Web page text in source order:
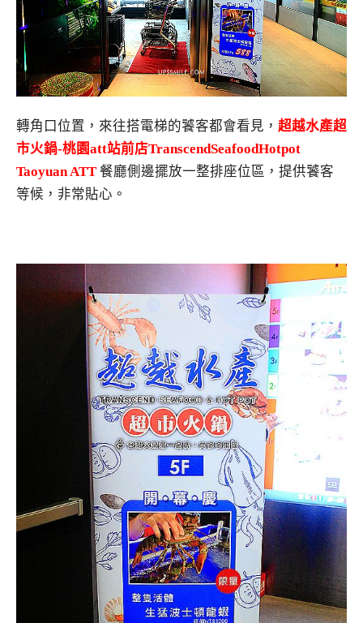
轉角口位置，來往搭電梯的饕客都會看見， 超越水產超
市火鍋-桃園att站前店TranscendSeafoodHotpot
Taoyuan ATT 餐廳側邊擺放一整排座位區，提供饕客
等候，非常貼心。